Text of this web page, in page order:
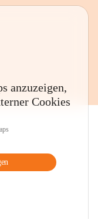
anzuzeigen,
Cookies